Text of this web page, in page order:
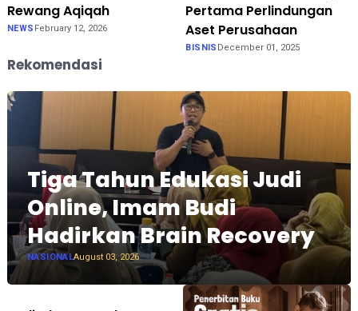
Rewang Aqiqah
NEWS February 12, 2026
Pertama Perlindungan
Aset Perusahaan
BISNIS December 01, 2025
Rekomendasi
Tiga Tahun Edukasi Judi
Online, Imam Budi
Hadirkan Brain Recovery
NASIONALAugust 03, 2026